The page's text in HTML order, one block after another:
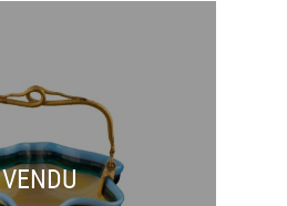
VENDU